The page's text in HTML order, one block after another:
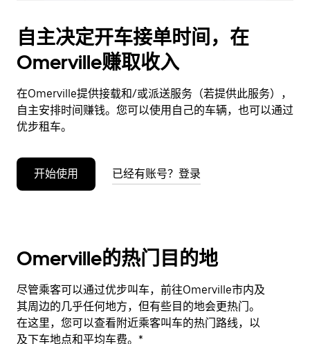
闭
日
历。
自主决定开车接单时间，在
Omerville赚取收入
在Omerville提供接载和/或派送服务（若提供此服务），
自主安排时间赚钱。您可以使用自己的车辆，也可以通过
优步租车。
开始使用 已经有账号？登录
Omerville的热门目的地
尽管乘客可以通过优步叫车，前往Omerville市内及
其周边的几乎任何地方，但有些目的地会更热门。
在这里，您可以查看附近乘客叫车的热门路线，以
及下车地点和平均车费。*